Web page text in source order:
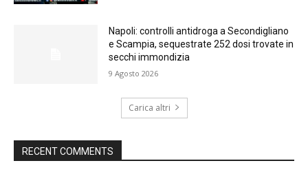
Napoli: controlli antidroga a Secondigliano
e Scampia, sequestrate 252 dosi trovate in
secchi immondizia
9 Agosto 2026
Carica altri
RECENT COMMENTS